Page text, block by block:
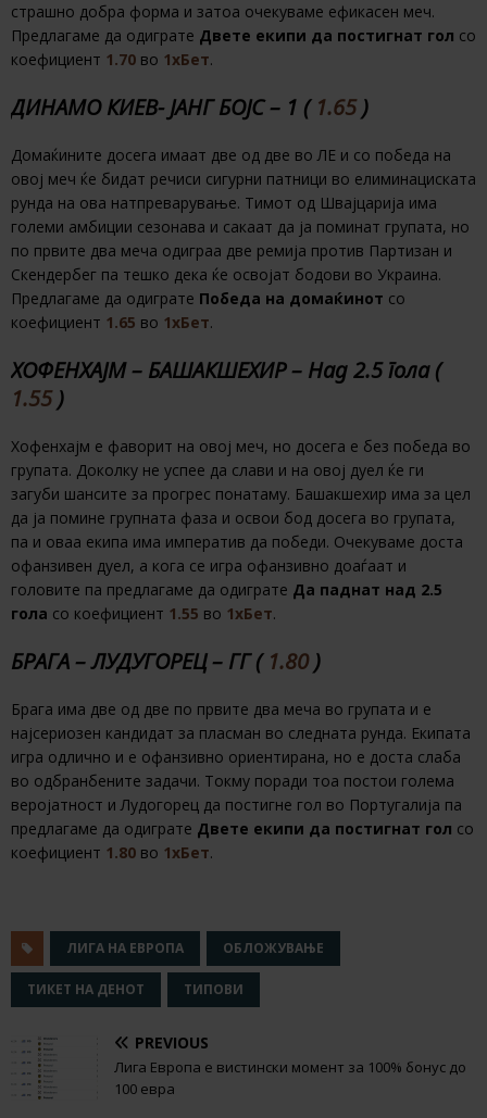
страшно добра форма и затоа очекуваме ефикасен меч.
Предлагаме да одиграте Двете екипи да постигнат гол со
коефициент 1.70 во 1хБет.
ДИНАМО КИЕВ- ЈАНГ БОЈС – 1 ( 1.65)
Домаќините досега имаат две од две во ЛЕ и со победа на
овој меч ќе бидат речиси сигурни патници во елиминациската
рунда на ова натпреварување. Тимот од Швајцарија има
големи амбиции сезонава и сакаат да ја поминат групата, но
по првите два меча одиграа две ремија против Партизан и
Скендербег па тешко дека ќе освојат бодови во Украина.
Предлагаме да одиграте Победа на домаќинот со
коефициент 1.65 во 1хБет.
ХОФЕНХАЈМ – БАШАКШЕХИР – Над 2.5 гола (
1.55)
Хофенхајм е фаворит на овој меч, но досега е без победа во
групата. Доколку не успее да слави и на овој дуел ќе ги
загуби шансите за прогрес понатаму. Башакшехир има за цел
да ја помине групната фаза и освои бод досега во групата,
па и оваа екипа има императив да победи. Очекуваме доста
офанзивен дуел, а кога се игра офанзивно доаѓаат и
головите па предлагаме да одиграте Да паднат над 2.5
гола со коефициент 1.55 во 1хБет.
БРАГА – ЛУДУГОРЕЦ – ГГ ( 1.80)
Брага има две од две по првите два меча во групата и е
најсериозен кандидат за пласман во следната рунда. Екипата
игра одлично и е офанзивно ориентирана, но е доста слаба
во одбранбените задачи. Токму поради тоа постои голема
веројатност и Лудогорец да постигне гол во Португалија па
предлагаме да одиграте Двете екипи да постигнат гол со
коефициент 1.80 во 1хБет.
ЛИГА НА ЕВРОПА ОБЛОЖУВАЊЕ
ТИКЕТ НА ДЕНОТ ТИПОВИ
PREVIOUS
Лига Европа е вистински момент за 100% бонус до
100 евра